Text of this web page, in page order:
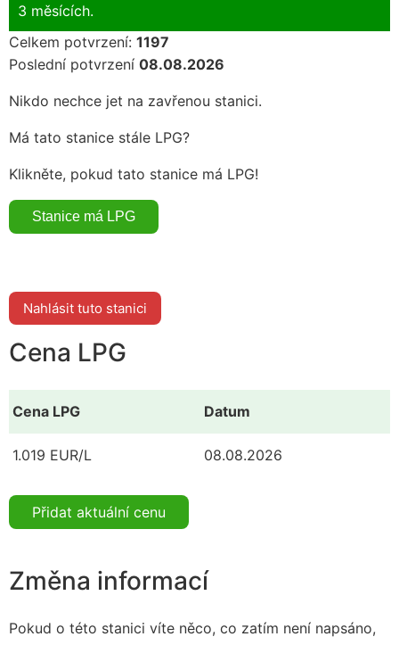
3 měsících.
Celkem potvrzení: 1197
Poslední potvrzení 08.08.2026
Nikdo nechce jet na zavřenou stanici.
Má tato stanice stále LPG?
Klikněte, pokud tato stanice má LPG!
Nahlásit tuto stanici
Cena LPG
Cena LPG Datum
1.019 EUR/L 08.08.2026
Přidat aktuální cenu
Změna informací
Pokud o této stanici víte něco, co zatím není napsáno,